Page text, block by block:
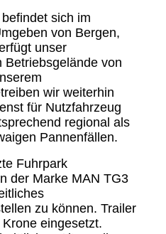
sich im
von Bergen,
unser
Betriebsgelände von
wir weiterhin
für Nutzfahrzeug
regional als
Pannenfällen.
Fuhrpark
der Marke MAN TG3
zu können. Trailer
eingesetzt.